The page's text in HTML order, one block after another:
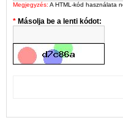
Megjegyzés: A HTML-kód használata
Másolja be a lenti kódot: